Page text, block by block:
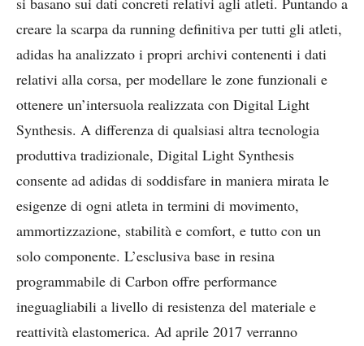
creare la scarpa da running definitiva per tutti gli atleti,
adidas ha analizzato i propri archivi contenenti i dati
relativi alla corsa, per modellare le zone funzionali e
ottenere un’intersuola realizzata con Digital Light
Synthesis. A differenza di qualsiasi altra tecnologia
produttiva tradizionale, Digital Light Synthesis
consente ad adidas di soddisfare in maniera mirata le
esigenze di ogni atleta in termini di movimento,
ammortizzazione, stabilità e comfort, e tutto con un
solo componente. L’esclusiva base in resina
programmabile di Carbon offre performance
ineguagliabili a livello di resistenza del materiale e
reattività elastomerica. Ad aprile 2017 verranno